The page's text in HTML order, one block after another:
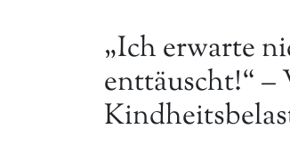
„Ich erwarte
enttäuscht!“